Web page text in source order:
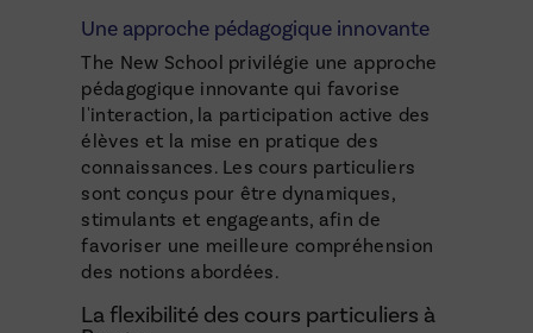
Une approche pédagogique innovante
The New School privilégie une approche
pédagogique innovante qui favorise
l'interaction, la participation active des
élèves et la mise en pratique des
connaissances. Les cours particuliers
sont conçus pour être dynamiques,
stimulants et engageants, afin de
favoriser une meilleure compréhension
des notions abordées.
La flexibilité des cours particuliers à